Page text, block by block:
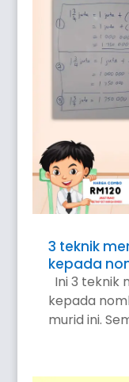
3 teknik
kepada
Ini 3 teknik
kepada
murid ini.